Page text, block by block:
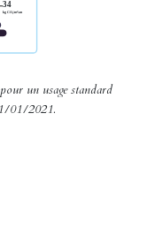
un usage standard
01/2021.